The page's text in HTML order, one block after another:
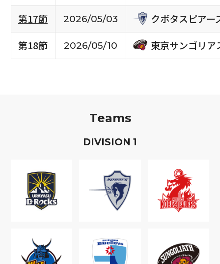
第17節
2026/05/03
クボタスピアー
第18節
2026/05/10 東京サンゴリア
Teams
DIVISION 1